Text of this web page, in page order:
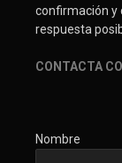
confirmación y
respuesta
CONTACTA
Nombre